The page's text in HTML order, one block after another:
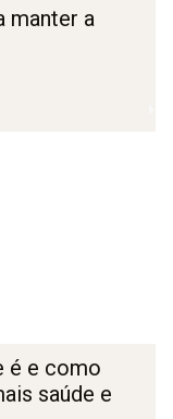
manter a
é e como
saúde e